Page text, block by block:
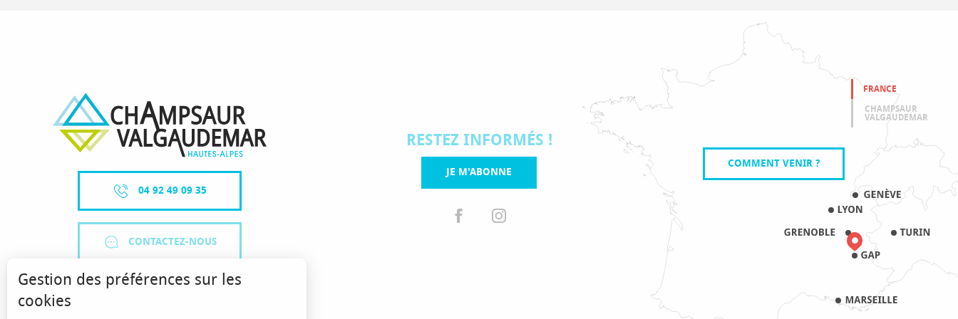
04 92 49 09 35
CONTACTEZ-NOUS
RESTEZ INFORMÉS !
JE M'ABONNE
FRANCE
CHAMPSAUR
VALGAUDEMAR
COMMENT VENIR ?
Gestion des préférences sur les
cookies